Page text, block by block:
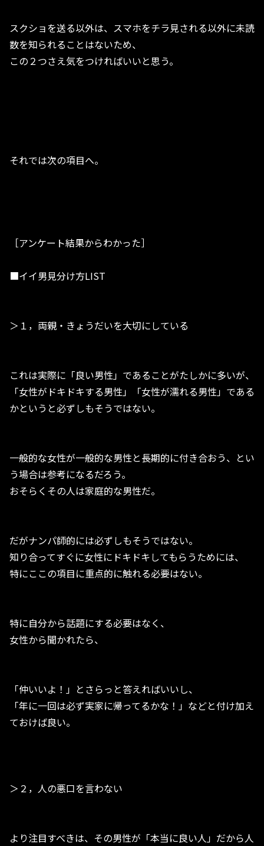
スクショを送る以外は、スマホをチラ見される以外に未読
数を知られることはないため、
この２つさえ気をつければいいと思う。
それでは次の項目へ。
［アンケート結果からわかった］
■イイ男見分け方LIST
＞１，両親・きょうだいを大切にしている
これは実際に「良い男性」であることがたしかに多いが、
「女性がドキドキする男性」「女性が濡れる男性」である
かというと必ずしもそうではない。
一般的な女性が一般的な男性と長期的に付き合おう、とい
う場合は参考になるだろう。
おそらくその人は家庭的な男性だ。
だがナンパ師的には必ずしもそうではない。
知り合ってすぐに女性にドキドキしてもらうためには、
特にここの項目に重点的に触れる必要はない。
特に自分から話題にする必要はなく、
女性から聞かれたら、
「仲いいよ！」とさらっと答えればいいし、
「年に一回は必ず実家に帰ってるかな！」などと付け加え
ておけば良い。
＞２，人の悪口を言わない
より注目すべきは、その男性が「本当に良い人」だから人